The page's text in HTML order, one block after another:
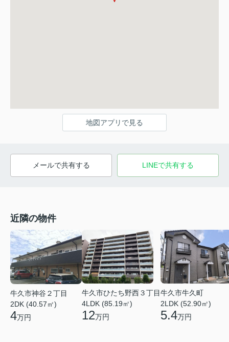
地図アプリで見る
メールで共有する LINEで共有する
近隣の物件
牛久市神谷２丁目
2DK (40.57㎡)
4万円
牛久市ひたち野西３丁目
4LDK (85.19㎡)
12万円
牛久市牛久町
2LDK (52.90㎡)
5.4万円